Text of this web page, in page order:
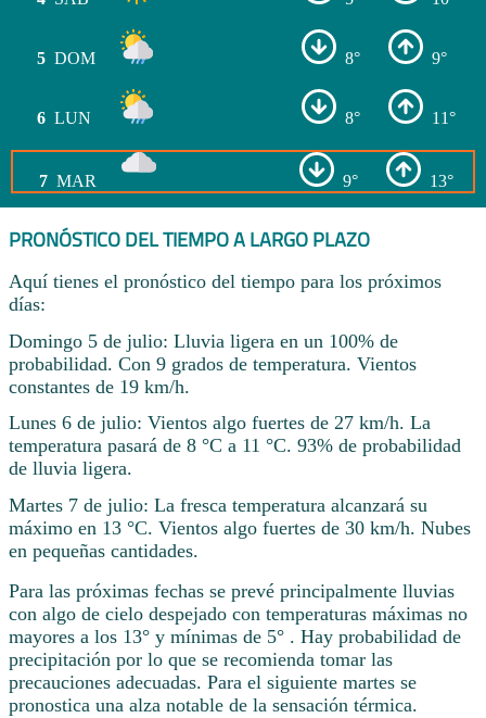
5 DOM 8° 9°
6 LUN 8° 11°
7 MAR 9° 13°
PRONÓSTICO DEL TIEMPO A LARGO PLAZO
Aquí tienes el pronóstico del tiempo para los próximos
días:
Domingo 5 de julio: Lluvia ligera en un 100% de
probabilidad. Con 9 grados de temperatura. Vientos
constantes de 19 km/h.
Lunes 6 de julio: Vientos algo fuertes de 27 km/h. La
temperatura pasará de 8 °C a 11 °C. 93% de probabilidad
de lluvia ligera.
Martes 7 de julio: La fresca temperatura alcanzará su
máximo en 13 °C. Vientos algo fuertes de 30 km/h. Nubes
en pequeñas cantidades.
Para las próximas fechas se prevé principalmente lluvias
con algo de cielo despejado con temperaturas máximas no
mayores a los 13° y mínimas de 5° . Hay probabilidad de
precipitación por lo que se recomienda tomar las
precauciones adecuadas. Para el siguiente martes se
pronostica una alza notable de la sensación térmica.